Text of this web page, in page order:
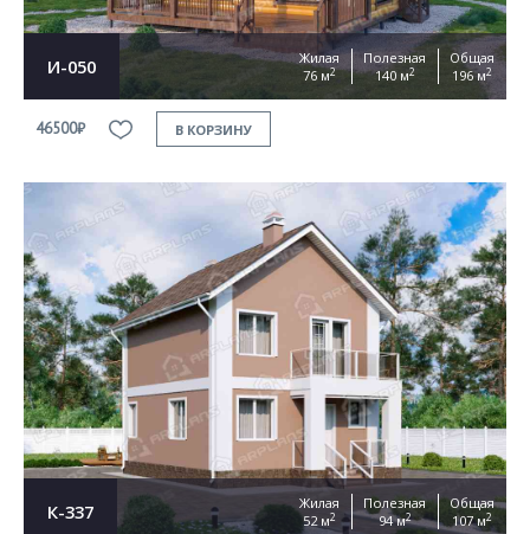
И-050
Жилая
76 м2
Полезная
140 м2
Общая
196 м2
46500₽ В КОРЗИНУ
К-337
Жилая
52 м2
Полезная
94 м2
Общая
107 м2